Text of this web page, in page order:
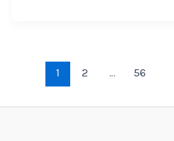
Crème
Rose
1 2 … 56